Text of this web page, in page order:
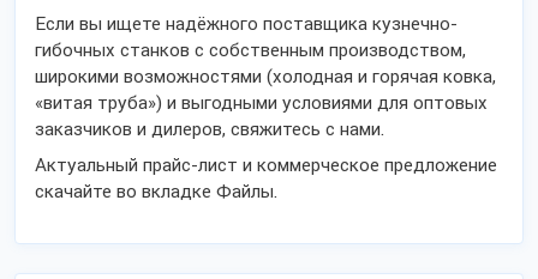
Если вы ищете надёжного поставщика кузнечно-
гибочных станков с собственным производством,
широкими возможностями (холодная и горячая ковка,
«витая труба») и выгодными условиями для оптовых
заказчиков и дилеров, свяжитесь с нами.
Актуальный прайс-лист и коммерческое предложение
скачайте во вкладке Файлы.